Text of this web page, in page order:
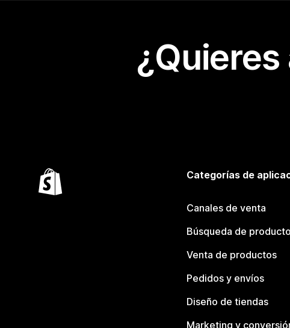
Categorías de
Canales de venta
Búsqueda de
Venta de productos
Pedidos y envíos
Diseño de tiendas
Marketing y